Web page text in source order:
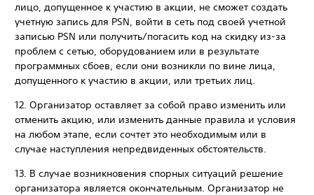
лицо, допущенное к участию в акции, не сможет создать
учетную запись для PSN, войти в сеть под своей учетной
записью PSN или получить/погасить код на скидку из-за
проблем с сетью, оборудованием или в результате
программных сбоев, если они возникли по вине лица,
допущенного к участию в акции, или третьих лиц.
‎12. Организатор оставляет за собой право изменить или
отменить акцию, или изменить данные правила и условия
на любом этапе, если сочтет это необходимым или в
случае наступления непредвиденных обстоятельств.
‎13. В случае возникновения спорных ситуаций решение
организатора является окончательным. Организатор не